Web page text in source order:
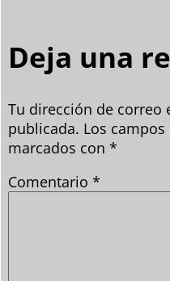
Deja una
Tu dirección de correo
publicada. Los
marcados con *
Comentario *